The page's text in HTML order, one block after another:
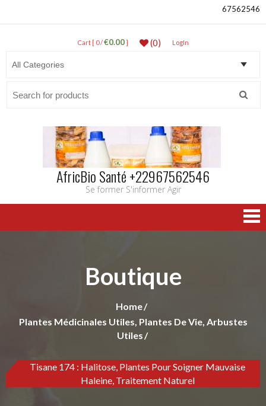
67562546
Cart [ 0 /€0.00] (0) LogIn
AfricBio Santé +22967562546
Se former S'informer Agir
Boutique
Home
Plantes Médicinales Utiles, Plantes De Vie, Arbustes
Utiles
Tisane 174 : Halitose, Plantes Pour Soigner Mauvaise
Haleine, Traitement Naturel